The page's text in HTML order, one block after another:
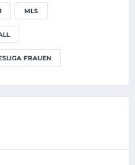
MLS
FRAUEN